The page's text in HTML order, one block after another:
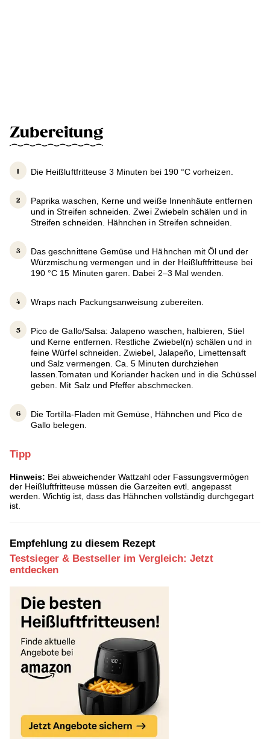
Zubereitung
Die Heißluftfritteuse 3 Minuten bei 190 °C vorheizen.
Paprika waschen, Kerne und weiße Innenhäute entfernen
und in Streifen schneiden. Zwei Zwiebeln schälen und in
Streifen schneiden. Hähnchen in Streifen schneiden.
Das geschnittene Gemüse und Hähnchen mit Öl und der
Würzmischung vermengen und in der Heißluftfritteuse bei
190 °C 15 Minuten garen. Dabei 2–3 Mal wenden.
Wraps nach Packungsanweisung zubereiten.
Pico de Gallo/Salsa: Jalapeno waschen, halbieren, Stiel
und Kerne entfernen. Restliche Zwiebel(n) schälen und in
feine Würfel schneiden. Zwiebel, Jalapeño, Limettensaft
und Salz vermengen. Ca. 5 Minuten durchziehen
lassen.Tomaten und Koriander hacken und in die Schüssel
geben. Mit Salz und Pfeffer abschmecken.
Die Tortilla-Fladen mit Gemüse, Hähnchen und Pico de
Gallo belegen.
Tipp
Hinweis: Bei abweichender Wattzahl oder Fassungsvermögen
der Heißluftfritteuse müssen die Garzeiten evtl. angepasst
werden. Wichtig ist, dass das Hähnchen vollständig durchgegart
ist.
Empfehlung zu diesem Rezept
Testsieger & Bestseller im Vergleich: Jetzt
entdecken